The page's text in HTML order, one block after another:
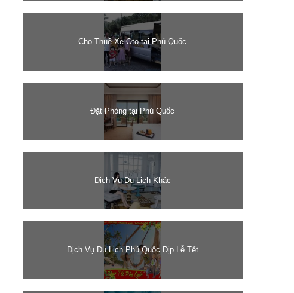
Cho Thuê Xe Oto tại Phú Quốc
Đặt Phòng tại Phú Quốc
Dịch Vụ Du Lịch Khác
Dịch Vụ Du Lịch Phú Quốc Dịp Lễ Tết